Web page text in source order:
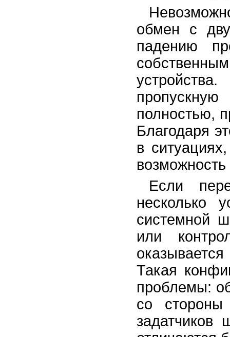
обмен с
падению
полностью,
Благодаря
в
Если
несколько
системной
или
Такая
проблемы:
со